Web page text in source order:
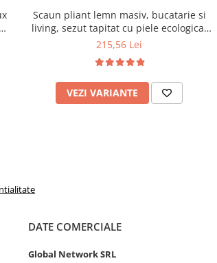
Scaun pliant lemn masiv, bucatarie si
living, sezut tapitat cu piele ecologica,
100 kg, cires
215,56 Lei
VEZI VARIANTE
DATE COMERCIALE
Global Network SRL